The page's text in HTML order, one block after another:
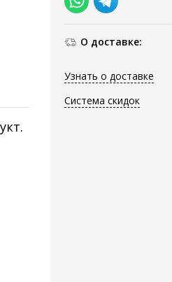
О доставке:
Узнать о доставке
Система скидок